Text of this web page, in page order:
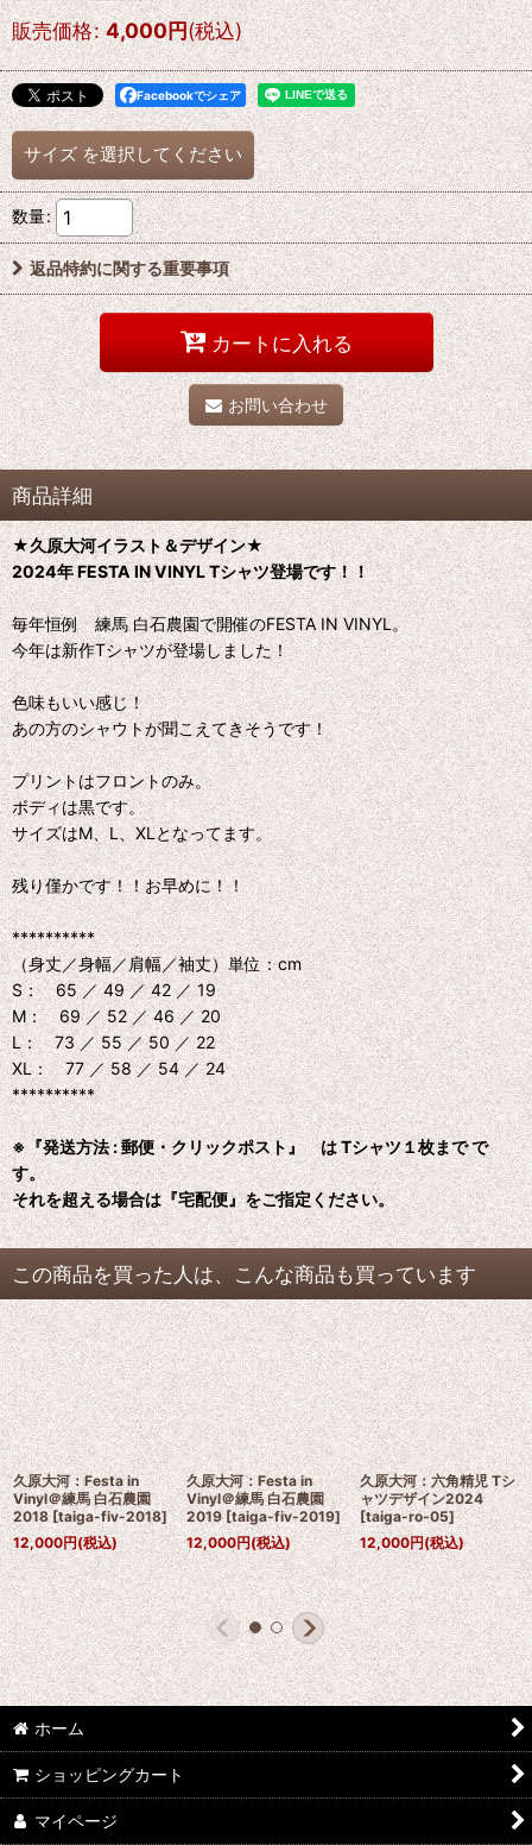
販売価格: 4,000円(税込)
Facebookでシェア
サイズ を選択してください
数量:
返品特約に関する重要事項
カートに入れる
お問い合わせ
商品詳細
★久原大河イラスト＆デザイン★
2024年 FESTA IN VINYL Tシャツ登場です！！
毎年恒例 練馬 白石農園で開催のFESTA IN VINYL。
今年は新作Tシャツが登場しました！
色味もいい感じ！
あの方のシャウトが聞こえてきそうです！
プリントはフロントのみ。
ボディは黒です。
サイズはM、L、XLとなってます。
残り僅かです！！お早めに！！
**********
（身丈／身幅／肩幅／袖丈）単位：cm
S： 65 ／ 49 ／ 42 ／ 19
M： 69 ／ 52 ／ 46 ／ 20
L： 73 ／ 55 ／ 50 ／ 22
XL： 77 ／ 58 ／ 54 ／ 24
**********
※『発送方法 : 郵便・クリックポスト』 は Tシャツ１枚まで で
す。
それを超える場合は『宅配便』をご指定ください。
この商品を買った人は、こんな商品も買っています
久原大河：Festa in
Vinyl＠練馬 白石農園
2018 [taiga-fiv-2018]
12,000円(税込)
久原大河：Festa in
Vinyl＠練馬 白石農園
2019 [taiga-fiv-2019]
12,000円(税込)
久原大河：六角精児 Tシ
ャツデザイン2024
[taiga-ro-05]
12,000円(税込)
ホーム
ショッピングカート
マイページ